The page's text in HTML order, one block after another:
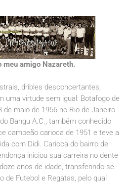
meu amigo Nazareth.
dribles desconcertantes,
uma virtude sem igual: Botafogo de
de maio de 1956 no Rio de Janeiro
Bangu A.C., também conhecido
campeão carioca de 1951 e teve a
com Didi. Carioca do bairro de
iniciou sua carreira no dente
anos de idade, transferindo-se
de Futebol e Regatas, pelo qual